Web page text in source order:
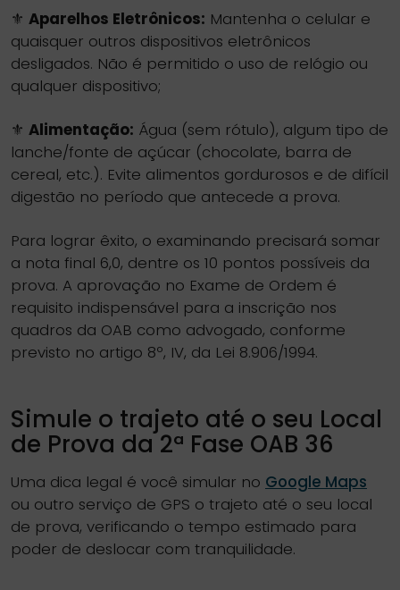
⚜️ Aparelhos Eletrônicos: Mantenha o celular e
quaisquer outros dispositivos eletrônicos
desligados. Não é permitido o uso de relógio ou
qualquer dispositivo;
⚜️ Alimentação: Água (sem rótulo), algum tipo de
lanche/fonte de açúcar (chocolate, barra de
cereal, etc.). Evite alimentos gordurosos e de difícil
digestão no período que antecede a prova.
Para lograr êxito, o examinando precisará somar
a nota final 6,0, dentre os 10 pontos possíveis da
prova. A aprovação no Exame de Ordem é
requisito indispensável para a inscrição nos
quadros da OAB como advogado, conforme
previsto no artigo 8º, IV, da Lei 8.906/1994.
Simule o trajeto até o seu Local
de Prova da 2ª Fase OAB 36
Uma dica legal é você simular no Google Maps
ou outro serviço de GPS o trajeto até o seu local
de prova, verificando o tempo estimado para
poder de deslocar com tranquilidade.